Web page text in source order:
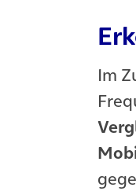
Im